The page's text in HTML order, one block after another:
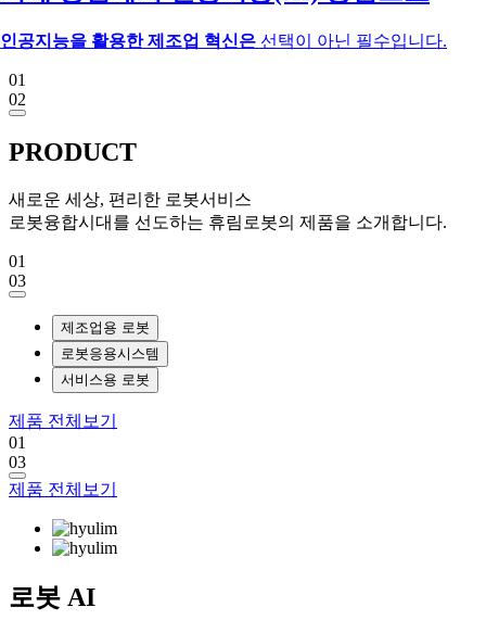
인공지능을 활용한 제조업 혁신은 선택이 아닌 필수입니다.
01
02
PRODUCT
새로운 세상, 편리한 로봇서비스
로봇융합시대를 선도하는 휴림로봇의 제품을 소개합니다.
01
03
제조업용 로봇
로봇응용시스템
서비스용 로봇
제품 전체보기
01
03
제품 전체보기
로봇 AI